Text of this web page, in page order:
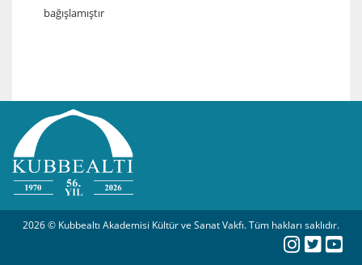
bağışlamıştır
2026 © Kubbealtı Akademisi Kültür ve Sanat Vakfı. Tüm hakları saklıdır.